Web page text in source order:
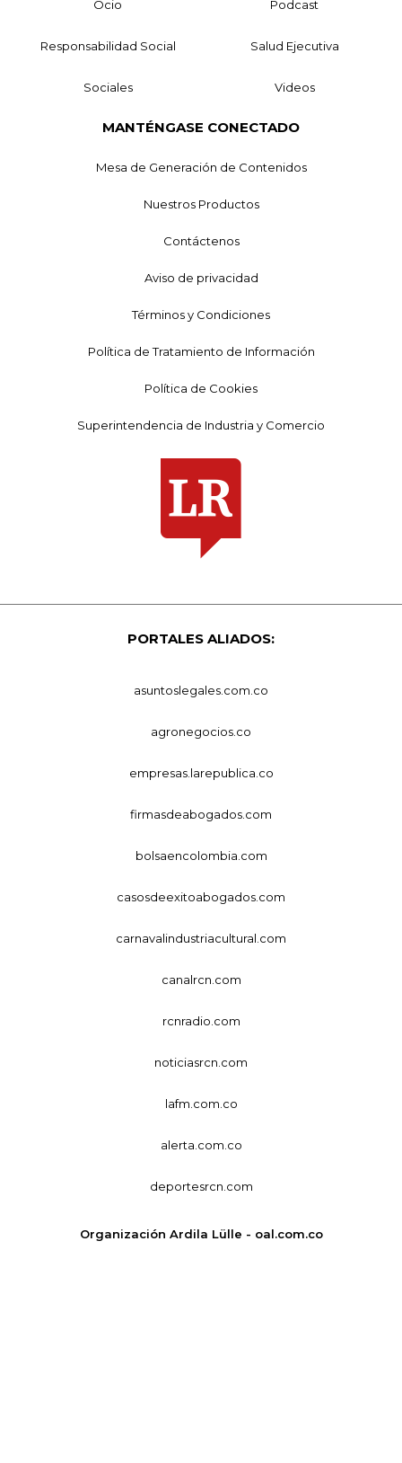
Ocio Podcast
Responsabilidad Social Salud Ejecutiva
Sociales Videos
MANTÉNGASE CONECTADO
Mesa de Generación de Contenidos
Nuestros Productos
Contáctenos
Aviso de privacidad
Términos y Condiciones
Política de Tratamiento de Información
Política de Cookies
Superintendencia de Industria y Comercio
PORTALES ALIADOS:
asuntoslegales.com.co
agronegocios.co
empresas.larepublica.co
firmasdeabogados.com
bolsaencolombia.com
casosdeexitoabogados.com
carnavalindustriacultural.com
canalrcn.com
rcnradio.com
noticiasrcn.com
lafm.com.co
alerta.com.co
deportesrcn.com
Organización Ardila Lülle - oal.com.co